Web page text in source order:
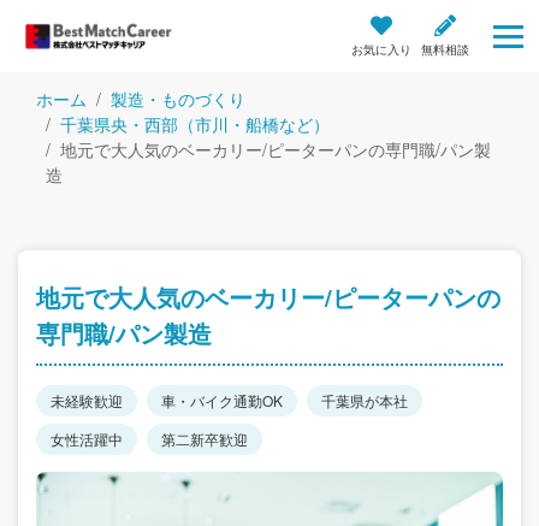
お気に入り 無料相談
ホーム
製造・ものづくり
千葉県央・西部（市川・船橋など）
地元で大人気のベーカリー/ピーターパンの専門職/パン製
造
地元で大人気のベーカリー/ピーターパンの
専門職/パン製造
未経験歓迎 車・バイク通勤OK
千葉県が本社
女性活躍中
第二新卒歓迎